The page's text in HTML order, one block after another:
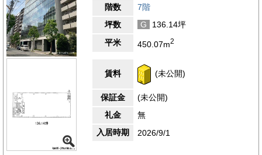
階数
7階
坪数
G
136.14坪
平米
450.07m2
賃料 (未公開)
保証金
(未公開)
礼金
無
入居時期
2026/9/1